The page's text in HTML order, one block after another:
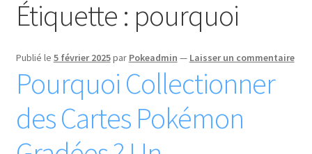
Étiquette : pourquoi
Publié le 5 février 2025par Pokeadmin — Laisser un commentaire
Pourquoi Collectionner
des Cartes Pokémon